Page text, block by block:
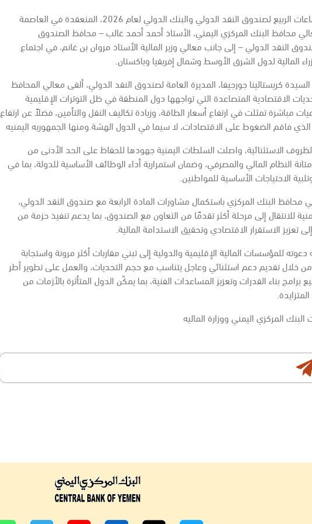
في إطار مشاركتهما في اجتماعات الربيع لصندوق النقد الدولي والبنك الدولي لعام 2026، المنعقدة في العاصمة
محافظ البنك المركزي اليمني، الأستاذ أحمد أحمد غالب – محافظ الصندوق
النقد الدولي – إلى جانب معالي وزير المالية الأستاذ مروان بن غانم، في اجتماع
المالية لدول الشرق الأوسط وشمال إفريقيا وباكستان.
كريستالينا جورجيفا، المديرة العامة لصندوق النقد الدولي، ألقى معالي المحافظ
الاقتصادية المتصاعدة التي تواجهها دول المنطقة في ظل التوترات الإقليمية
مباشرة تمثلت في ارتفاع أسعار الطاقة، وزيادة تكاليف النقل والتأمين، فضلاً عن ارتفاع
الذي فاقم الضغوط على الاقتصادات، لا سيما في الدول الهشة.ومنها الجمهوريه اليمنيه
الاستثنائية، واصلت السلطات اليمنية جهودها للحفاظ على الحد الأدنى من
النظام المالي والمصرفي، وضمان استمرارية أداء الوظائف الأساسية للدولة، بما في
الاحتياجات الأساسية للمواطنين.
البنك المركزي باستكمال مشاورات المادة الرابعة مع صندوق النقد الدولي،
للانتقال إلى مرحلة أكثر تقدمًا من التعاون مع الصندوق، بما يدعم تنفيذ حزمة من
تعزيز الاستقرار الاقتصادي وتحقيق الاستدامة المالية.
للمؤسسات المالية الإقليمية والدولية إلى تبني مقاربات أكثر مرونة واستجابة
من خلال تقديم دعم استثنائي وعاجل يتناسب مع حجم التحديات، والعمل على تطوير أطر
بناء القدرات وتعزيز المساعدات الفنية، بما يمكّن الدول المتأثرة بالأزمات من
المركزي اليمني ووزارة الماليه